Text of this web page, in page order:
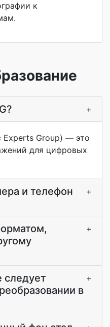
к
+
Experts Group) — это
для цифровых
и телефон
+
+
следует
в
+